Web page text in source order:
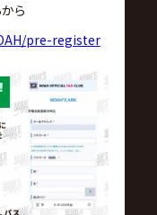
ら
pre-register